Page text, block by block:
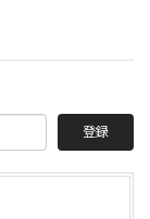
登録